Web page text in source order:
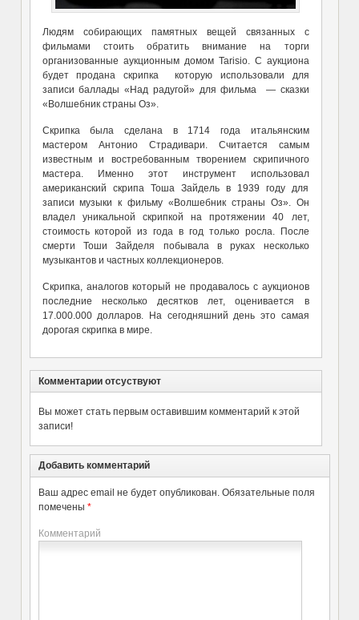
Людям собирающих памятных вещей связанных с
фильмами стоить обратить внимание на торги
организованные аукционным домом Tarisio. С аукциона
будет продана скрипка которую использовали для
записи баллады «Над радугой» для фильма — сказки
«Волшебник страны Оз».
Скрипка была сделана в 1714 года итальянским
мастером Антонио Страдивари. Считается самым
известным и востребованным творением скрипичного
мастера. Именно этот инструмент использовал
американский скрипа Тоша Зайдель в 1939 году для
записи музыки к фильму «Волшебник страны Оз». Он
владел уникальной скрипкой на протяжении 40 лет,
стоимость которой из года в год только росла. После
смерти Тоши Зайделя побывала в руках несколько
музыкантов и частных коллекционеров.
Скрипка, аналогов который не продавалось с аукционов
последние несколько десятков лет, оценивается в
17.000.000 долларов. На сегодняшний день это самая
дорогая скрипка в мире.
Комментарии отсуствуют
Вы может стать первым оставившим комментарий к этой
записи!
Добавить комментарий
Ваш адрес email не будет опубликован. Обязательные поля
помечены *
Комментарий